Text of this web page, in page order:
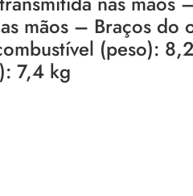
mãos – Braços
(peso):
7,4 kg